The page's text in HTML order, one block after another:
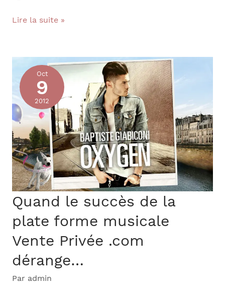
Le
fini
Lire la suite »
Oct
9
2012
Quand le succès de la
plate forme musicale
Vente Privée .com
dérange…
Par admin